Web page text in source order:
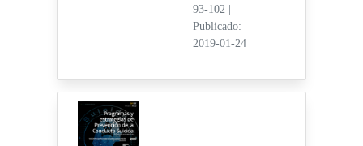
93-102
Publicado:
2019-01-24